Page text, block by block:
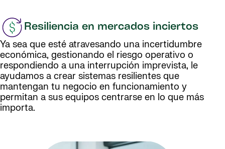
Resiliencia en mercados inciertos
Ya sea que esté atravesando una incertidumbre
económica, gestionando el riesgo operativo o
respondiendo a una interrupción imprevista, le
ayudamos a crear sistemas resilientes que
mantengan tu negocio en funcionamiento y
permitan a sus equipos centrarse en lo que más
importa.